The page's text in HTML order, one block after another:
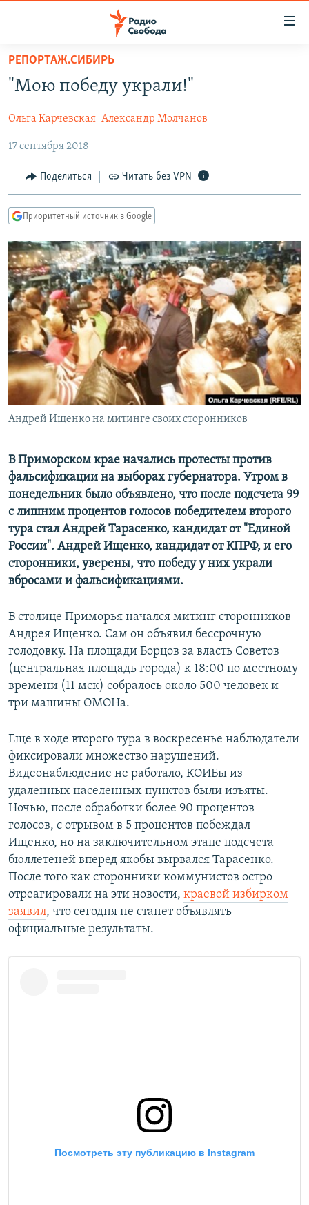
упрощенного
доступа
содержанию
Вернутся
главной
навигации
Вернутся
поиску
ПРОГРАММЫ
АВТОРСКИЕ ПРОЕКТЫ
ЦИТАТЫ СВОБОДЫ
МНЕНИЯ
КУЛЬТУРА
IDEL.РЕАЛИИ
КАВКАЗ.РЕАЛИИ
СЕВЕР.РЕАЛИИ
СИБИРЬ.РЕАЛИИ
РАСПИСАНИЕ ВЕЩАНИЯ
ПОДПИШИТЕСЬ НА РАССЫЛКУ
СОЦИАЛЬНЫЕ СЕТИ
Все сайты РСЕ/РС
РЕПОРТАЖ.СИБИРЬ
"Мою победу украли!"
Ольга Карчевская Александр Молчанов
17 сентября 2018
Поделиться Читать без VPN
Приоритетный источник в Google
Андрей Ищенко на митинге своих сторонников
В Приморском крае начались протесты против
фальсификации на выборах губернатора. Утром в
понедельник было объявлено, что после подсчета 99
с лишним процентов голосов победителем второго
тура стал Андрей Тарасенко, кандидат от "Единой
России". Андрей Ищенко, кандидат от КПРФ, и его
сторонники, уверены, что победу у них украли
вбросами и фальсификациями.
В столице Приморья начался митинг сторонников
Андрея Ищенко. Сам он объявил бессрочную
голодовку. На площади Борцов за власть Советов
(центральная площадь города) к 18:00 по местному
времени (11 мск) собралось около 500 человек и
три машины ОМОНа.
Еще в ходе второго тура в воскресенье наблюдатели
фиксировали множество нарушений.
Видеонаблюдение не работало, КОИБы из
удаленных населенных пунктов были изъяты.
Ночью, после обработки более 90 процентов
голосов, с отрывом в 5 процентов побеждал
Ищенко, но на заключительном этапе подсчета
бюллетеней вперед якобы вырвался Тарасенко.
После того как сторонники коммунистов остро
отреагировали на эти новости, краевой избирком
заявил, что сегодня не станет объявлять
официальные результаты.